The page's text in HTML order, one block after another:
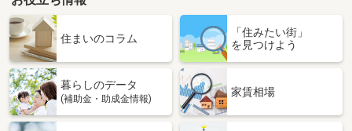
価 格
4.60万円
石川県金沢市三馬２丁目
専有面積 23.72m²
間取り
石川県小松市育成町
住まいのコラム
「住みたい街」
を見つけよう
暮らしのデータ
(補助金・助成金情報)
家賃相場